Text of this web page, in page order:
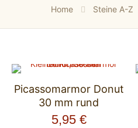
Home Steine A-Z
Picassomarmor Donut
30 mm rund
5,95 €